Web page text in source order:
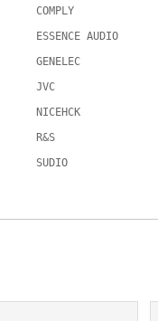
COMPLY
ESSENCE AUDIO
GENELEC
JVC
NICEHCK
R&S
SUDIO